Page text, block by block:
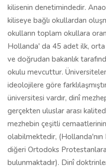
kilisenin denetimindedir.
kiliseye bağlı okullardan
okulların toplam okullara
Hollanda' da 45 adet ilk,
ve doğrudan bakanlık
okulu mevcuttur.
ideolojilere göre
üniversitesi vardır, dinî
gerçekten uluslar arası
mezhebin çeşitli
olabilmektedir,
diğeri Ortodoks
bulunmaktadır). Dinî